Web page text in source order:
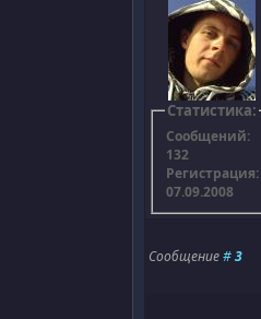
Статистика:
Сообщений:
132
Регистрация:
07.09.2008
Сообщение#3